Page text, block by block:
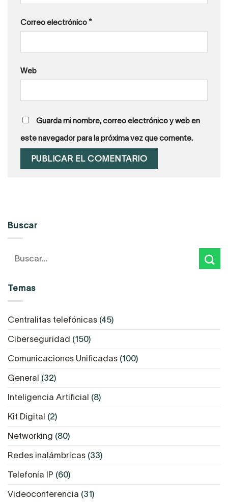
Correo electrónico*
Web
Guarda mi nombre, correo electrónico y web en
este navegador para la próxima vez que comente.
Buscar
Temas
Centralitas telefónicas (45)
Ciberseguridad (150)
Comunicaciones Unificadas (100)
General (32)
Inteligencia Artificial (8)
Kit Digital (2)
Networking (80)
Redes inalámbricas (33)
Telefonía IP (60)
Videoconferencia (31)